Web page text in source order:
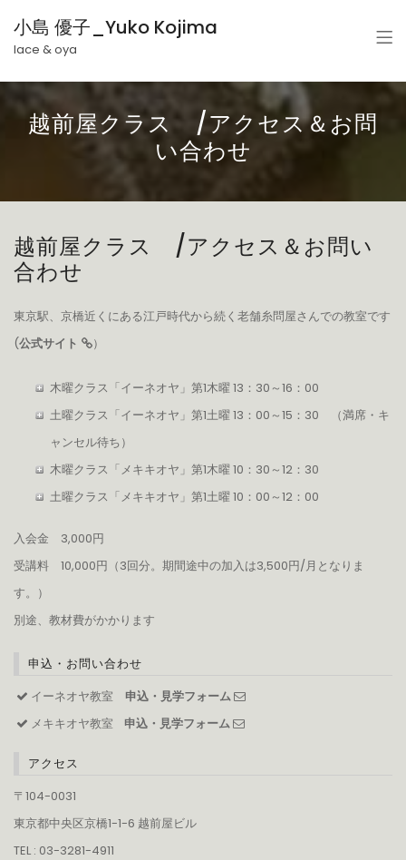
小島 優子_Yuko Kojima
lace & oya
越前屋クラス /アクセス＆お問
い合わせ
越前屋クラス /アクセス＆お問い
合わせ
東京駅、京橋近くにある江戸時代から続く老舗糸問屋さんでの教室です
(公式サイト ）
木曜クラス「イーネオヤ」第1木曜 13：30～16：00
土曜クラス「イーネオヤ」第1土曜 13：00～15：30 （満席・キ
ャンセル待ち）
木曜クラス「メキキオヤ」第1木曜 10：30～12：30
土曜クラス「メキキオヤ」第1土曜 10：00～12：00
入会金 3,000円
受講料 10,000円（3回分。期間途中の加入は3,500円/月となりま
す。）
別途、教材費がかかります
申込・お問い合わせ
イーネオヤ教室 申込・見学フォーム
メキキオヤ教室 申込・見学フォーム
アクセス
〒104-0031
東京都中央区京橋1-1-6 越前屋ビル
TEL : 03-3281-4911